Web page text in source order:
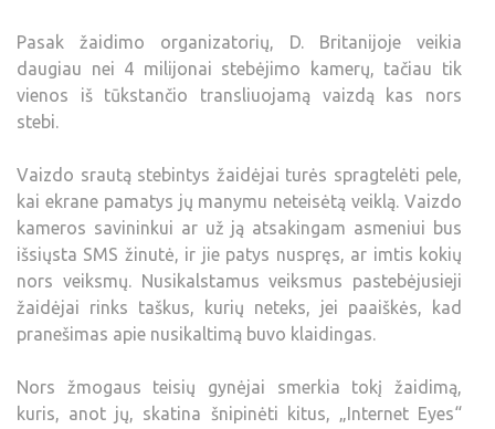
Pasak žaidimo organizatorių, D. Britanijoje veikia
daugiau nei 4 milijonai stebėjimo kamerų, tačiau tik
vienos iš tūkstančio transliuojamą vaizdą kas nors
stebi.
Vaizdo srautą stebintys žaidėjai turės spragtelėti pele,
kai ekrane pamatys jų manymu neteisėtą veiklą. Vaizdo
kameros savininkui ar už ją atsakingam asmeniui bus
išsiųsta SMS žinutė, ir jie patys nuspręs, ar imtis kokių
nors veiksmų. Nusikalstamus veiksmus pastebėjusieji
žaidėjai rinks taškus, kurių neteks, jei paaiškės, kad
pranešimas apie nusikaltimą buvo klaidingas.
Nors žmogaus teisių gynėjai smerkia tokį žaidimą,
kuris, anot jų, skatina šnipinėti kitus, „Internet Eyes“